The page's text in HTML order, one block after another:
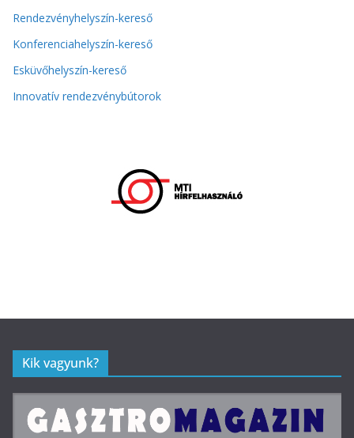
Rendezvényhelyszín-kereső
Konferenciahelyszín-kereső
Esküvőhelyszín-kereső
Innovatív rendezvénybútorok
Kik vagyunk?